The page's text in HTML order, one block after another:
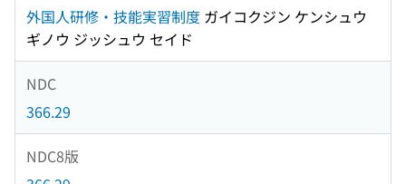
外国人研修・技能実習制度 ガイコクジン ケンシュウ
ギノウ ジッシュウ セイド
NDC
366.29
NDC8版